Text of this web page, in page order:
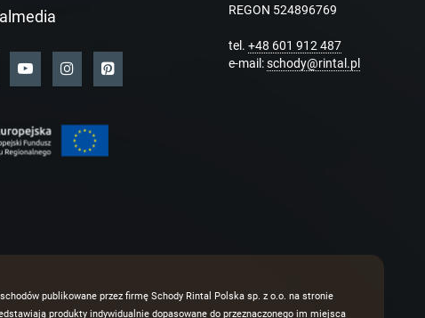
REGON 524896769
tel. +48 601 912 487
e-mail:schody@rintal.pl
publikowane przez firmę Schody Rintal Polska sp. z o.o. na stronie
produkty indywidualnie dopasowane do przeznaczonego im miejsca